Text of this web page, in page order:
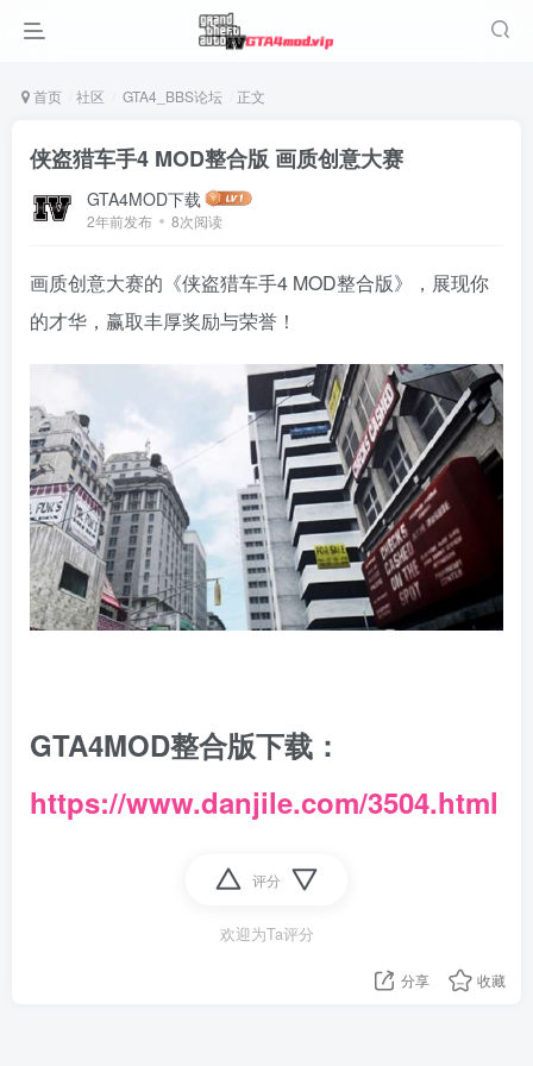
首页 社区 GTA4_BBS论坛 正文
侠盗猎车手4 MOD整合版 画质创意大赛
GTA4MOD下载
2年前发布 8次阅读
画质创意大赛的《侠盗猎车手4 MOD整合版》，展现你
的才华，赢取丰厚奖励与荣誉！
GTA4MOD整合版下载：
https://www.danjile.com/3504.html
评分
欢迎为Ta评分
分享 收藏